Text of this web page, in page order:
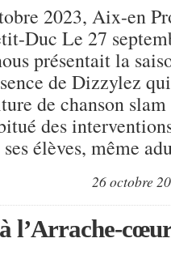
2023, Aix-en
Duc Le 27
présentait la
de Dizzylez
de chanson
des
élèves, même
26 octobre
l’Arrache-